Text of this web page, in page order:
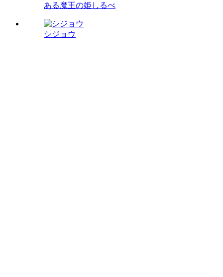
ある魔王の姫しるべ
シジョウ